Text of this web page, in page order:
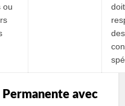
ou
doit
des
Permanente avec